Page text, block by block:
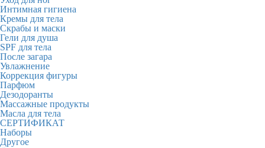
Интимная гигиена
Кремы для тела
Скрабы и маски
Гели для душа
SPF для тела
После загара
Увлажнение
Коррекция фигуры
Парфюм
Дезодоранты
Массажные продукты
Масла для тела
СЕРТИФИКАТ
Наборы
Другое